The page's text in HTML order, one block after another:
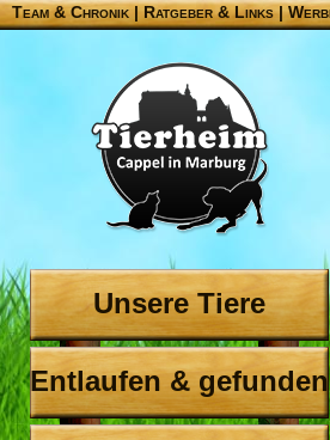
Team & Chronik |Ratgeber & Links|
Unsere Tiere
Entlaufen & gefunden